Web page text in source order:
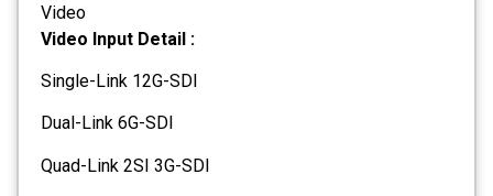
Video
Video Input Detail :
Single-Link 12G-SDI
Dual-Link 6G-SDI
Quad-Link 2SI 3G-SDI